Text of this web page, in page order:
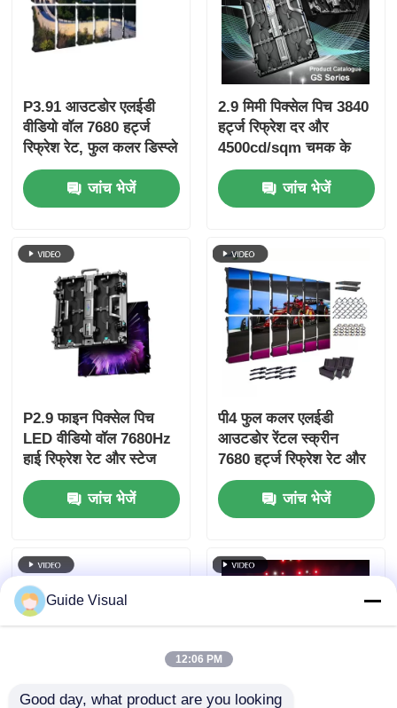
एलईडी वीडियो दीवार प्रदर्शन
संगीत कार्यक्रम एलईडी स्क्रीन
स्टेज एलईडी स्क्रीन किराया
कोब एलईडी वीडियो दीवार
पारदर्शी एलईडी प्रदर्शन
एसएमडी एलईडी स्क्रीन
आउटडोर एलईडी डिस्प्ले बोर्ड
आउटडोर एलईडी बिलबोर्ड
P3.91 आउटडोर एलईडी
वीडियो वॉल 7680 हर्ट्ज
रिफ्रेश रेट, फुल कलर डिस्प्ले
और कॉन्सर्ट और स्टेज इवेंट्स
के लिए IP65 सुरक्षा के साथ
जांच भेजें
2.9 मिमी पिक्सेल पिच 3840
हर्ट्ज रिफ्रेश दर और
4500cd/sqm चमक के
साथ हाई डेफिनिशन P2.9
इनडोर एलईडी वीडियो वॉल
जांच भेजें
P2.9 फाइन पिक्सेल पिच
LED वीडियो वॉल 7680Hz
हाई रिफ्रेश रेट और स्टेज
इवेंट के लिए डुअल पावर और
सिग्नल बैकअप के साथ
जांच भेजें
पी4 फुल कलर एलईडी
आउटडोर रेंटल स्क्रीन
7680 हर्ट्ज रिफ्रेश रेट और
एचडी वीडियो वॉल डिस्प्ले के
लिए आईपी 65 वाटरप्रूफ के
साथ
जांच भेजें
Guide Visual
12:06 PM
Good day, what product are you looking